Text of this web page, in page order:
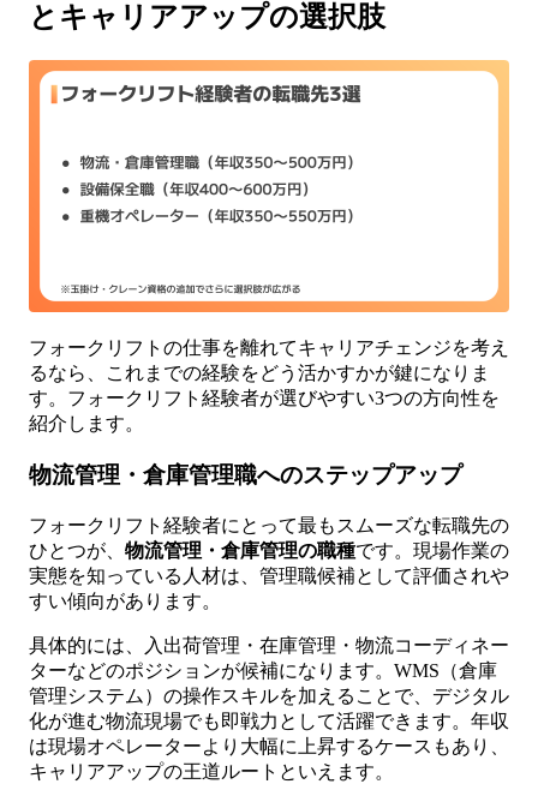
とキャリアアップの選択肢
フォークリフトの仕事を離れてキャリアチェンジを考え
るなら、これまでの経験をどう活かすかが鍵になりま
す。フォークリフト経験者が選びやすい3つの方向性を
紹介します。
物流管理・倉庫管理職へのステップアップ
フォークリフト経験者にとって最もスムーズな転職先の
ひとつが、 物流管理・倉庫管理の職種です。現場作業の
実態を知っている人材は、管理職候補として評価されや
すい傾向があります。
具体的には、入出荷管理・在庫管理・物流コーディネー
ターなどのポジションが候補になります。WMS（倉庫
管理システム）の操作スキルを加えることで、デジタル
化が進む物流現場でも即戦力として活躍できます。年収
は現場オペレーターより大幅に上昇するケースもあり、
キャリアアップの王道ルートといえます。